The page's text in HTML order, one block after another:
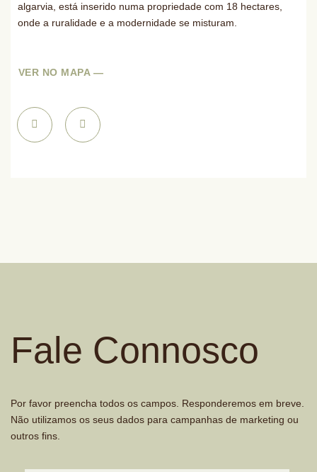
algarvia, está inserido numa propriedade com 18 hectares,
onde a ruralidade e a modernidade se misturam.
VER NO MAPA —
Fale Connosco
Por favor preencha todos os campos. Responderemos em breve.
Não utilizamos os seus dados para campanhas de marketing ou
outros fins.